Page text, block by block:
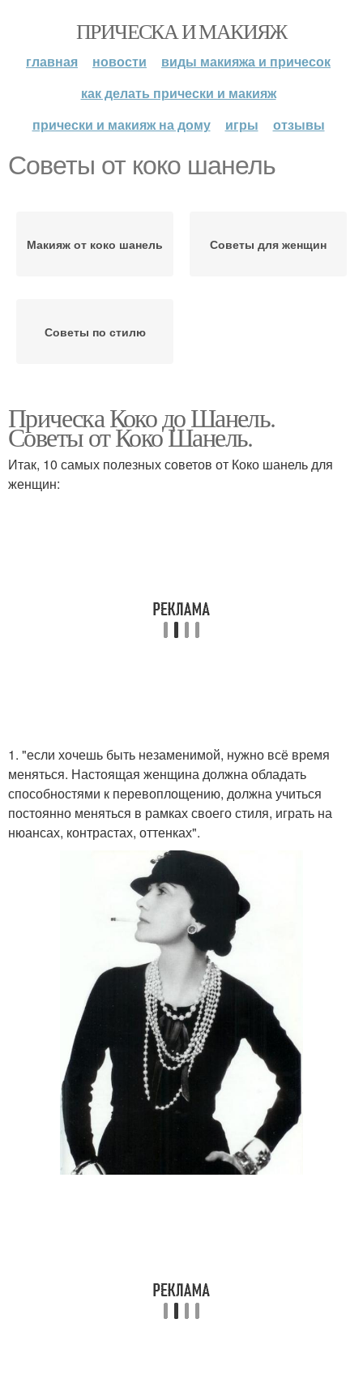
ПРИЧЕСКА И МАКИЯЖ
главная новости
виды макияжа и причесок
как делать прически и макияж
прически и макияж на дому
игры отзывы
Советы от коко шанель
Макияж от коко шанель Советы для женщин
Советы по стилю
Прическа Коко до Шанель.
Советы от Коко Шанель.
Итак, 10 самых полезных советов от Коко шанель для
женщин:
1. "если хочешь быть незаменимой, нужно всё время
меняться. Настоящая женщина должна обладать
способностями к перевоплощению, должна учиться
постоянно меняться в рамках своего стиля, играть на
нюансах, контрастах, оттенках".